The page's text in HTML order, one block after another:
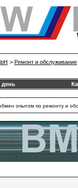
> Ремонт и обслуживание
день
опытом по ремонту и